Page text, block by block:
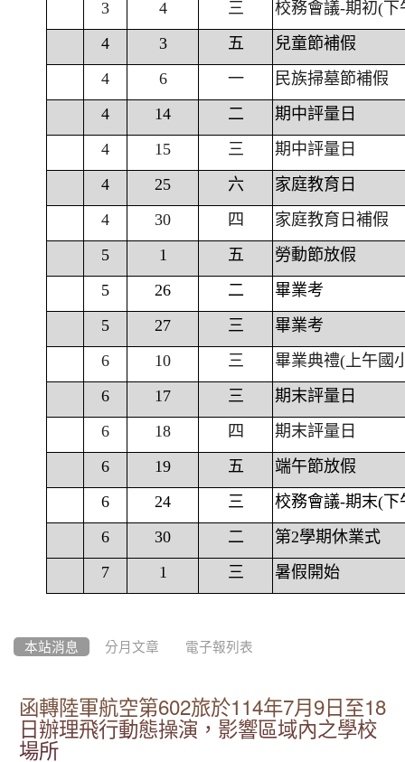
3
4 三
校務會議-期初(下
4
3 五
兒童節補假
4
6 一
民族掃墓節補假
4
14 二
期中評量日
4
15 三
期中評量日
4
25 六
家庭教育日
4
30 四
家庭教育日補假
5
1 五
勞動節放假
5
26 二
畢業考
5
27 三
畢業考
6
10 三
畢業典禮(上午國
6
17 三
期末評量日
6
18 四
期末評量日
6
19 五
端午節放假
6
24 三
校務會議-期末(下
6
30 二
第2學期休業式
7
1 三 暑假開始
本站消息 分月文章 電子報列表
函轉陸軍航空第602旅於114年7月9日至18
日辦理飛行動態操演，影響區域內之學校
場所